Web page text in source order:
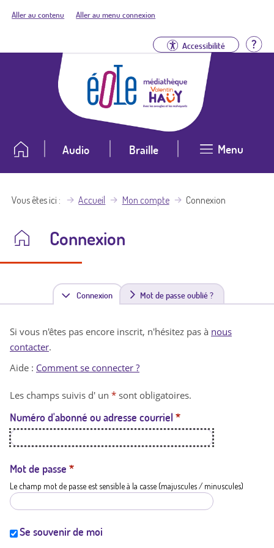
Aller au contenu Aller au menu connexion
Accessibilité
Audio Braille Menu
Vous êtes ici Accueil Mon compte Connexion
Connexion
Connexion(
n
t
a
t
i
Mot de passe oublié ?
Si vous n'êtes pas encore inscrit, n'hésitez pas à nous
contacter.
Aide : Comment se connecter ?
Les champs suivis d' un * sont obligatoires.
Numéro d'abonné ou adresse courriel *
Mot de passe *
Le champ mot de passe est sensible à la casse (majuscules / minuscules)
Se souvenir de moi